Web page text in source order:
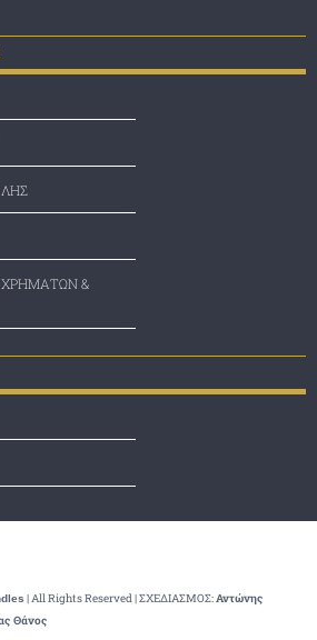
ΧΡΗΜΑΤΩΝ &
| All Rights Reserved | ΣΧΕΔΙΑΣΜΟΣ: Αντώνης
Θάνος